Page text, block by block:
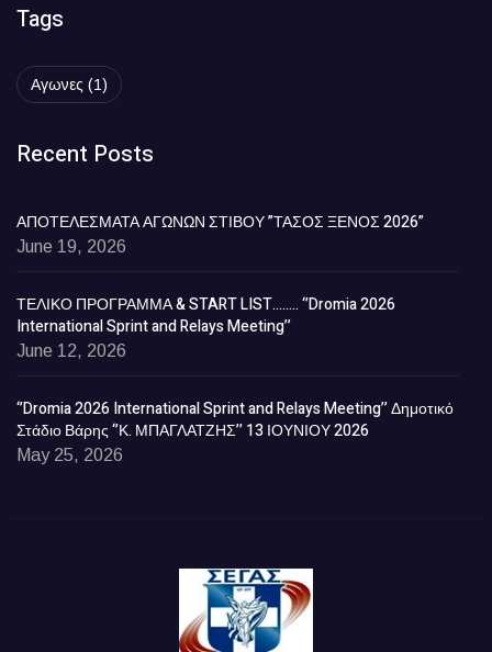
Tags
Αγωνες (1)
Recent Posts
ΑΠΟΤΕΛΕΣΜΑΤΑ ΑΓΩΝΩΝ ΣΤΙΒΟΥ ”ΤΑΣΟΣ ΞΕΝΟΣ 2026”
June 19, 2026
ΤΕΛΙΚΟ ΠΡΟΓΡΑΜΜΑ & START LIST…….. ‘’Dromia 2026
International Sprint and Relays Meeting’’
June 12, 2026
‘’Dromia 2026 International Sprint and Relays Meeting’’ Δημοτικό
Στάδιο Βάρης ‘’Κ. ΜΠΑΓΛΑΤΖΗΣ’’ 13 ΙΟΥΝΙΟΥ 2026
May 25, 2026